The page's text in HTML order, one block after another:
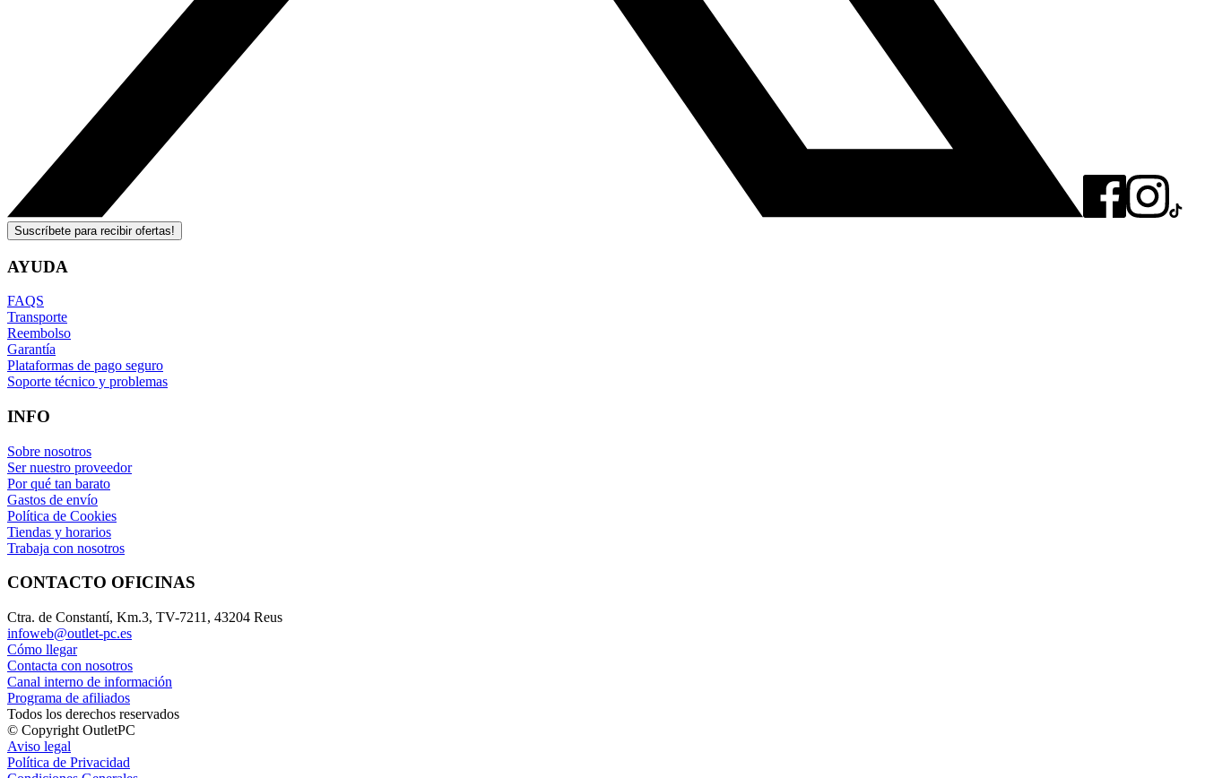
Suscríbete para recibir ofertas!
AYUDA
FAQS
Transporte
Reembolso
Garantía
Plataformas de pago seguro
Soporte técnico y problemas
INFO
Sobre nosotros
Ser nuestro proveedor
Por qué tan barato
Gastos de envío
Política de Cookies
Tiendas y horarios
Trabaja con nosotros
CONTACTO OFICINAS
Ctra. de Constantí, Km.3, TV-7211, 43204 Reus
infoweb@outlet-pc.es
Cómo llegar
Contacta con nosotros
Canal interno de información
Programa de afiliados
Todos los derechos reservados
© Copyright OutletPC
Aviso legal
Política de Privacidad